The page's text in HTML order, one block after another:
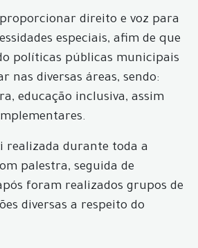
direito e voz para
especiais, afim de que
políticas públicas municipais
nas diversas áreas, sendo:
educação inclusiva, assim
realizada durante toda a
palestra, seguida de
foram realizados grupos de
diversas a respeito do